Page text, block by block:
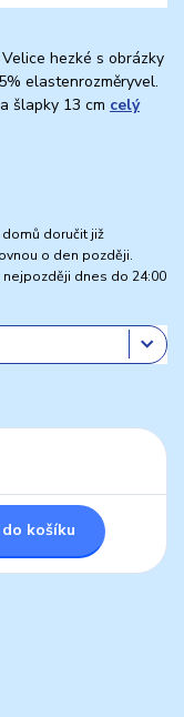
hezké s obrázky
elastenrozměryvel.
šlapky 13 cm celý
domů doručit již
o den později.
dnes do 24:00
košíku